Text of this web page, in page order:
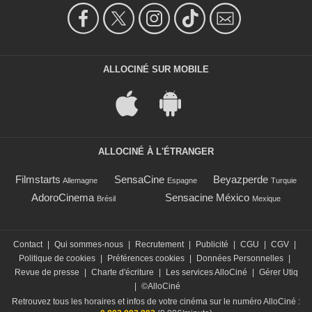
ALLOCINÉ SUR MOBILE
ALLOCINÉ À L'ÉTRANGER
Filmstarts Allemagne SensaCine Espagne Beyazperde Turquie
AdoroCinema Brésil Sensacine México Mexique
Contact Qui sommes-nous Recrutement Publicité CGU CGV
Politique de cookies
Préférences cookies Données Personnelles
Revue de presse
Charte d'écriture Les services AlloCiné
Gérer Utiq
©AlloCiné
Retrouvez tous les horaires et infos de votre cinéma sur le numéro AlloCiné :